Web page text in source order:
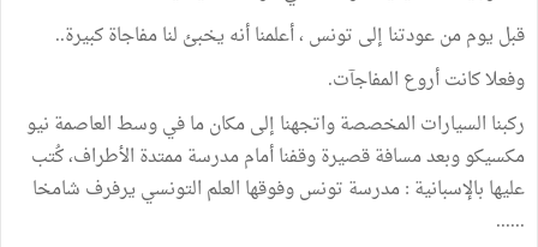
قبل يوم من عودتنا إلى تونس ، أعلمنا أنه يخبئ لنا مفاجاة كبيرة..
وفعلا كانت أروع المفاجآت.
ركبنا السيارات المخصصة واتجهنا إلى مكان ما في وسط العاصمة نيو
مكسيكو وبعد مسافة قصيرة وقفنا أمام مدرسة ممتدة الأطراف، كُتب
عليها بالإسبانية : مدرسة تونس وفوقها العلم التونسي يرفرف شامخا
......